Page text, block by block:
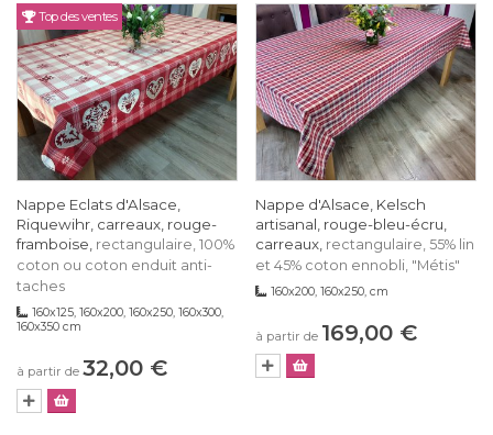
Top des ventes
Nappe Eclats d'Alsace,
Riquewihr, carreaux, rouge-
framboise, rectangulaire, 100%
coton ou coton enduit anti-
taches
160x125, 160x200, 160x250, 160x300,
160x350 cm
à partir de 32,00 €
Nappe d'Alsace, Kelsch
artisanal, rouge-bleu-écru,
carreaux, rectangulaire, 55% lin
et 45% coton ennobli, "Métis"
160x200, 160x250, cm
à partir de 169,00 €